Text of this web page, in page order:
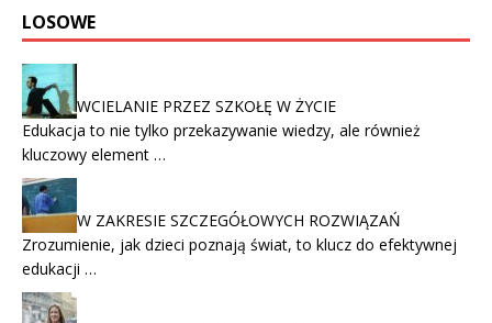
LOSOWE
WCIELANIE PRZEZ SZKOŁĘ W ŻYCIE
Edukacja to nie tylko przekazywanie wiedzy, ale również
kluczowy element …
W ZAKRESIE SZCZEGÓŁOWYCH ROZWIĄZAŃ
Zrozumienie, jak dzieci poznają świat, to klucz do efektywnej
edukacji …